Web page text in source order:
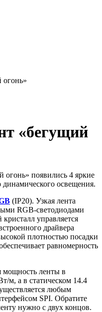
«бегущий
огонь» появились 4 яркие
освещения.
(IP20). Узкая лента
RGB-светодиодами
управляется
драйвера
плотностью посадки
равномерность
мощность ленты в
м, а в статическом 14.4
любым
SPI. Обратите
нужно с двух концов.